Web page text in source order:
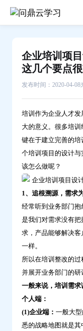
企业培训项
这几个要点
发布时间：2020-04-08
培训作为企业人才
大的意义。很多培
键在于建立完善的
个培训项目的设计
该怎么做呢？
1、追根溯源，需求
经常听到业务部门
是我们对需求没有
求，产品能够解决
一样。
所以在培训整改的过
并展开业务部门的研
一般来说，培训需
个人端：
(1)企业端： 一般大
悉的战略地图就是其